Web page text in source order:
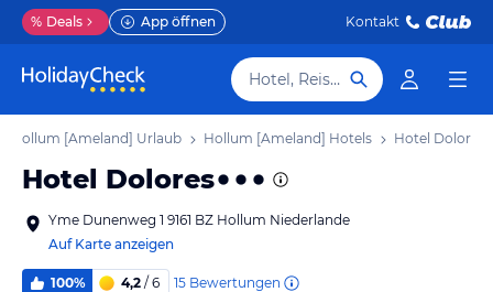
% Deals App öffnen Kontakt
Hotel, Reiseziel
Hollum [Ameland] Urlaub Hollum [Ameland] Hotels Hotel Dolores
Hotel Dolores
Yme Dunenweg 1 9161 BZ Hollum Niederlande
Auf Karte anzeigen
100% 4,2 / 6 15 Bewertungen